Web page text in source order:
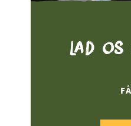
Lad